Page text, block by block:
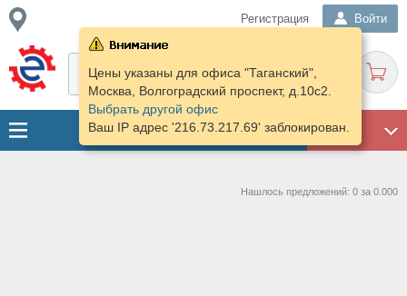
Регистрация Войти
ГАРАЖ
Цены указаны для офиса "Таганский",
Москва, Волгоградский проспект, д.10с2.
Выбрать другой офис
Ваш IP адрес '216.73.217.69' заблокирован.
Нашлось предложений: 0 за 0.000